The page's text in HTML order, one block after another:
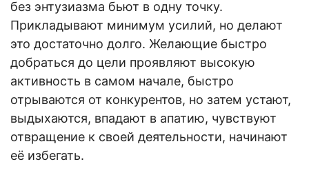
без энтузиазма бьют в одну точку.
Прикладывают минимум усилий, но делают
это достаточно долго. Желающие быстро
добраться до цели проявляют высокую
активность в самом начале, быстро
отрываются от конкурентов, но затем устают,
выдыхаются, впадают в апатию, чувствуют
отвращение к своей деятельности, начинают
её избегать.